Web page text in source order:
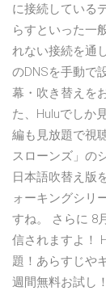
に接続している
らすといった一
れない接続を通
のDNSを手動で
幕・吹き替えを
た、Huluでしか
編も見放題で視
スローンズ」の
日本語吹替え版
ォーキングシリ
すね。 さらに 8
信されますよ！
題！あらすじや
週間無料お試し